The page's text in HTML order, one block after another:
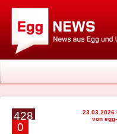
428
0
23.03.2026
von